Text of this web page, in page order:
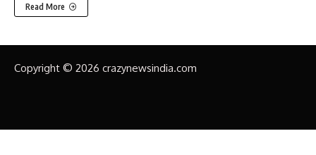
Read More
Copyright © 2026 crazynewsindia.com